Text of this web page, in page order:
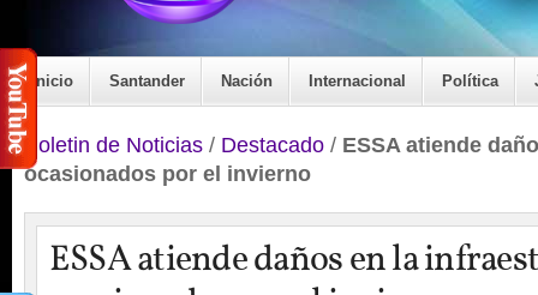
Inicio Santander Nación Internacional Política
Boletin de Noticias / Destacado / ESSA atiende
ocasionados por el invierno
ESSA atiende daños en la